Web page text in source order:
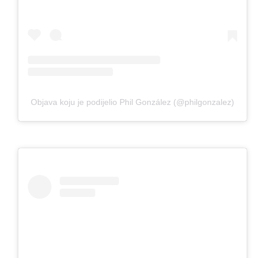
Objava koju je podijelio Phil González (@philgonzalez)